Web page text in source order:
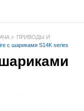
ПРИВОДЫ И
с шариками S14K series